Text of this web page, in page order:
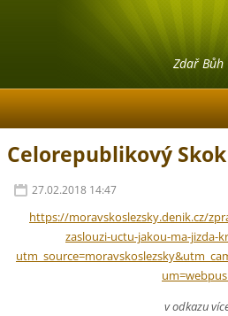
Zdař Bůh
Celorepublikový
27.02.2018 14:47
https://moravskoslezsky.denik.cz/
zaslouzi-uctu-jakou-ma-jizda-
v odkazu